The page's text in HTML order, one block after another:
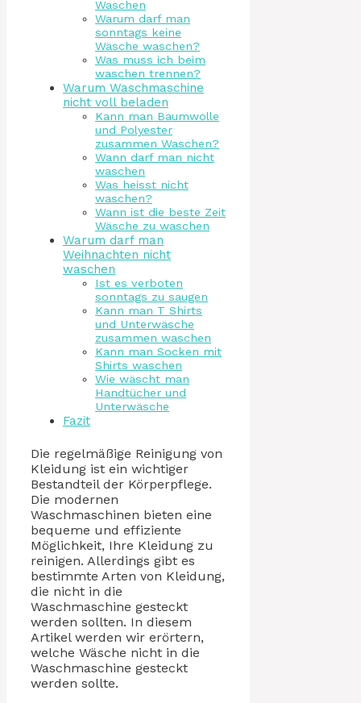
Waschen
Warum darf man
sonntags keine
Wäsche waschen?
Was muss ich beim
waschen trennen?
Warum Waschmaschine
nicht voll beladen
Kann man Baumwolle
und Polyester
zusammen Waschen?
Wann darf man nicht
waschen
Was heisst nicht
waschen?
Wann ist die beste Zeit
Wäsche zu waschen
Warum darf man
Weihnachten nicht
waschen
Ist es verboten
sonntags zu saugen
Kann man T Shirts
und Unterwäsche
zusammen waschen
Kann man Socken mit
Shirts waschen
Wie wäscht man
Handtücher und
Unterwäsche
Fazit
Die regelmäßige Reinigung von
Kleidung ist ein wichtiger
Bestandteil der Körperpflege.
Die modernen
Waschmaschinen bieten eine
bequeme und effiziente
Möglichkeit, Ihre Kleidung zu
reinigen. Allerdings gibt es
bestimmte Arten von Kleidung,
die nicht in die
Waschmaschine gesteckt
werden sollten. In diesem
Artikel werden wir erörtern,
welche Wäsche nicht in die
Waschmaschine gesteckt
werden sollte.